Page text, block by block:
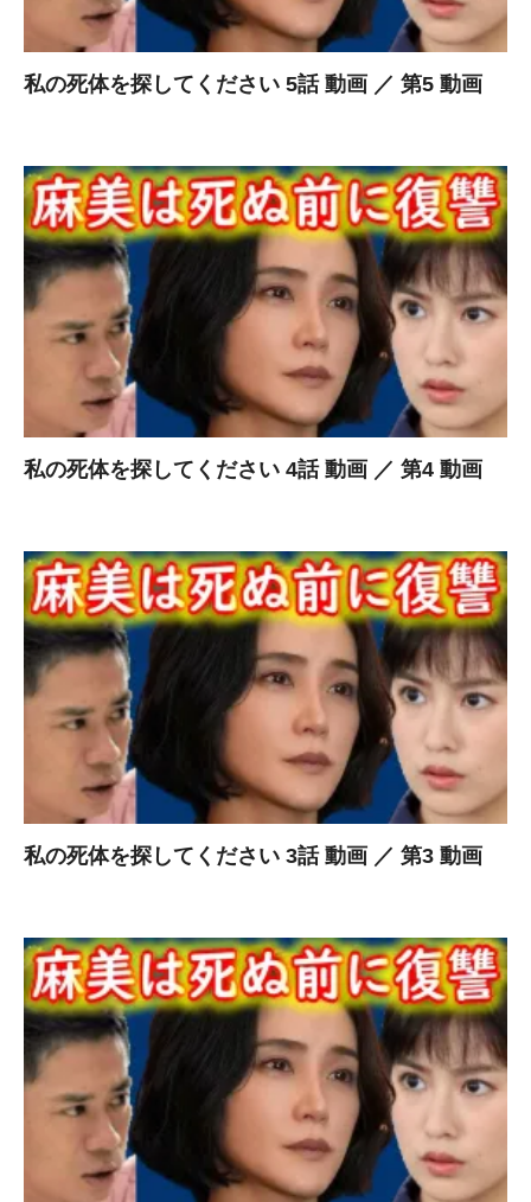
私の死体を探してください 5話 動画 ／ 第5 動画
私の死体を探してください 4話 動画 ／ 第4 動画
私の死体を探してください 3話 動画 ／ 第3 動画